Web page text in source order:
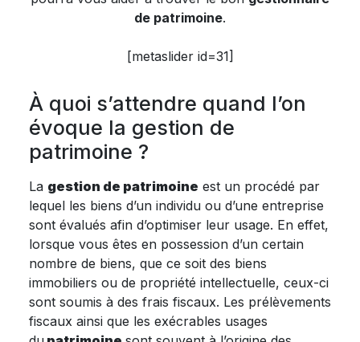
de patrimoine.
[metaslider id=31]
À quoi s’attendre quand l’on
évoque la gestion de
patrimoine ?
La gestion de patrimoine est un procédé par
lequel les biens d’un individu ou d’une entreprise
sont évalués afin d’optimiser leur usage. En effet,
lorsque vous êtes en possession d’un certain
nombre de biens, que ce soit des biens
immobiliers ou de propriété intellectuelle, ceux-ci
sont soumis à des frais fiscaux. Les prélèvements
fiscaux ainsi que les exécrables usages